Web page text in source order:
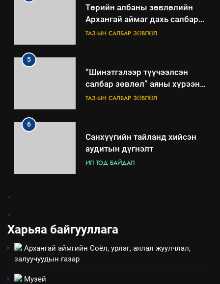
Төрийн албаны зөвлөлийн
Архангай аймаг дахь салбар
зөвлөлийн 2025 оны үйл
ТАЗ-ЫН САЛБАР ЗӨВЛӨЛ
5
“Шинэтгэлээр түүчээлсэн
салбар зөвлөл” аяны хүрээнд
зохион байгуулах арга
ТАЗ-ЫН САЛБАР ЗӨВЛӨЛ
6
Санхүүгийн тайланд хийсэн
аудитын дүгнэлт
ИЛ ТОД БАЙДАЛ
ИЛ ТОД БАЙДАЛ
8
.
.
Харьяа байгууллага
Архангай аймгийн Соёл, урлаг, аялал жуулчлал,
залуучуудын газар
Музей